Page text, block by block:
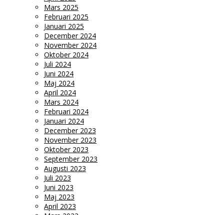
Mars 2025
Februari 2025
Januari 2025
December 2024
November 2024
Oktober 2024
Juli 2024
Juni 2024
Maj 2024
April 2024
Mars 2024
Februari 2024
Januari 2024
December 2023
November 2023
Oktober 2023
September 2023
Augusti 2023
Juli 2023
Juni 2023
Maj 2023
April 2023